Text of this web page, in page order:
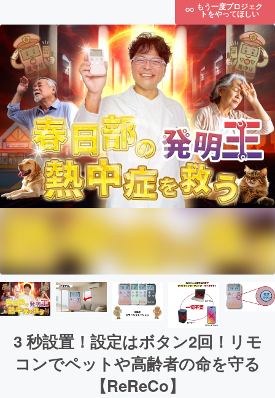
もう一度プロジェク
トをやってほしい
3 秒設置！設定はボタン2回！リモ
コンでペットや高齢者の命を守る
【ReReCo】